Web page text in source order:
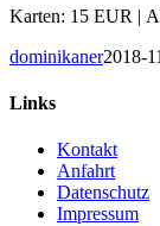
Karten: 15 EUR |
dominikaner2018-
Links
Kontakt
Anfahrt
Datenschutz
Impressum